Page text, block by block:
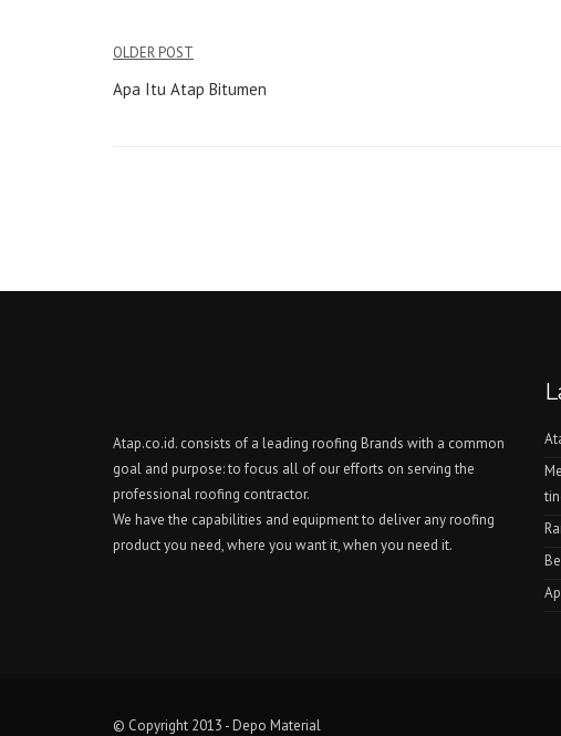
Navigasi
pos
OLDER POST
Apa Itu Atap Bitumen
Atap.co.id. consists of a leading roofing Brands with a common
goal and purpose: to focus all of our efforts on serving the
professional roofing contractor.
We have the capabilities and equipment to deliver any roofing
product you need, where you want it, when you need it.
© Copyright 2013 - Depo Material